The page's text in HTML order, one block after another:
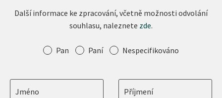
Další informace ke zpracování, včetně možnosti odvolání
souhlasu, naleznete zde.
Oslovení Pan Paní Nespecifikováno
Jméno Příjmení